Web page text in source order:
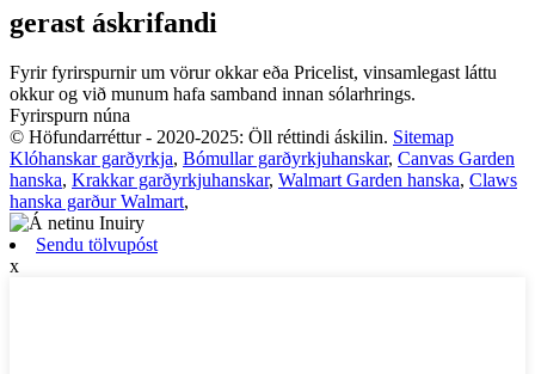
gerast áskrifandi
Fyrir fyrirspurnir um vörur okkar eða Pricelist, vinsamlegast láttu
okkur og við munum hafa samband innan sólarhrings.
Fyrirspurn núna
© Höfundarréttur - 2020-2025: Öll réttindi áskilin. Sitemap
Klóhanskar garðyrkja, Bómullar garðyrkjuhanskar, Canvas Garden
hanska, Krakkar garðyrkjuhanskar, Walmart Garden hanska, Claws
hanska garður Walmart,
Sendu tölvupóst
x